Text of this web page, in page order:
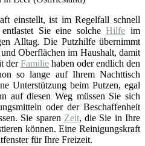
einstellt, ist im Regelfall schnell
Sie eine solcheHilfe im
Alltag. Die Putzhilfe übernimmt
Oberflächen im Haushalt, damit
derFamilie haben oder endlich den
so lange auf Ihrem Nachttisch
Unterstützung beim Putzen, egal
auf diesen Weg müssen Sie sich
oder der Beschaffenheit
Sie sparen Zeit, die Sie in Ihre
können. Eine Reinigungskraft
für Ihre Freizeit.